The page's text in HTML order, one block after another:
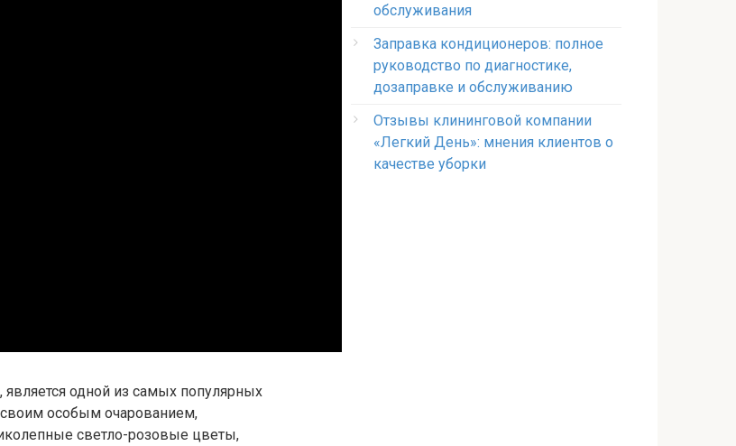
является одной из самых популярных
своим особым очарованием,
светло-розовые цветы,
обслуживания
Заправка кондиционеров: полное
руководство по диагностике,
дозаправке и обслуживанию
Отзывы клининговой компании
«Легкий День»: мнения клиентов о
качестве уборки